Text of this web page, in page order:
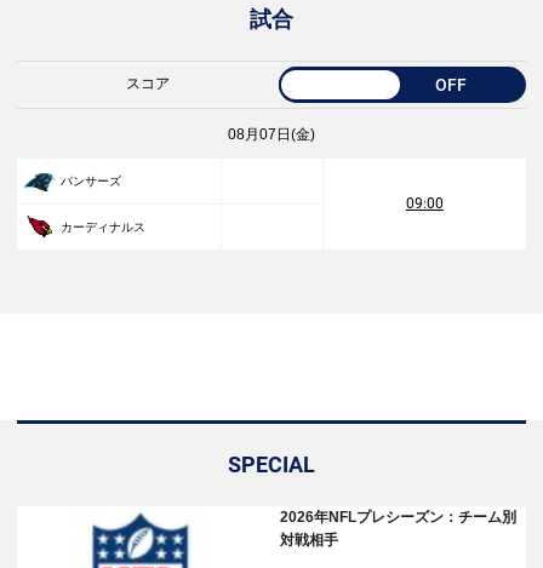
試合
スコア OFF
08月07日(金)
パンサーズ
09:00
カーディナルス
SPECIAL
2026年NFLプレシーズン：チーム別
対戦相手